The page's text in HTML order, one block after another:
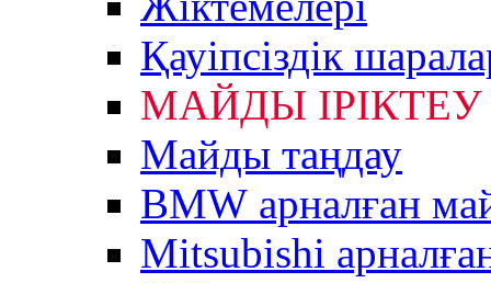
Қауіпсіздік
МАЙДЫ ІРІКТЕУ
Майды таңдау
BMW арналған
Mitsubishi